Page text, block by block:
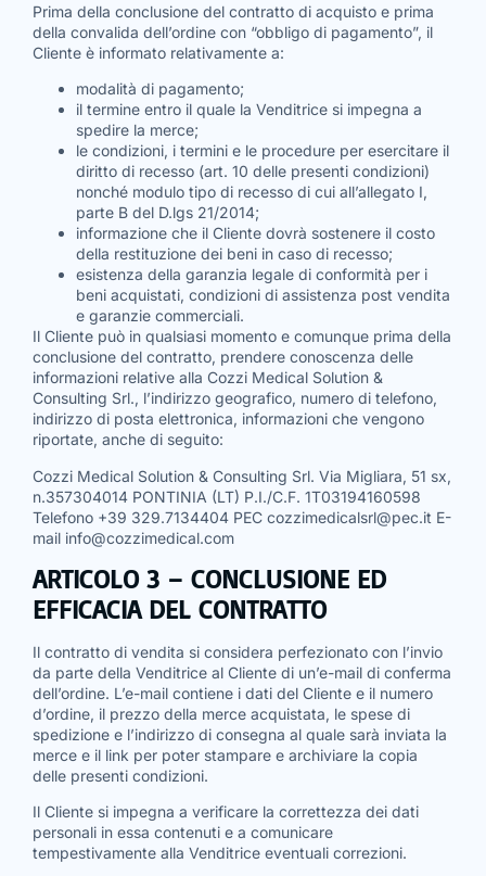
Prima della conclusione del contratto di acquisto e prima
della convalida dell’ordine con “obbligo di pagamento”, il
Cliente è informato relativamente a:
modalità di pagamento;
il termine entro il quale la Venditrice si impegna a
spedire la merce;
le condizioni, i termini e le procedure per esercitare il
diritto di recesso (art. 10 delle presenti condizioni)
nonché modulo tipo di recesso di cui all’allegato I,
parte B del D.lgs 21/2014;
informazione che il Cliente dovrà sostenere il costo
della restituzione dei beni in caso di recesso;
esistenza della garanzia legale di conformità per i
beni acquistati, condizioni di assistenza post vendita
e garanzie commerciali.
Il Cliente può in qualsiasi momento e comunque prima della
conclusione del contratto, prendere conoscenza delle
informazioni relative alla Cozzi Medical Solution &
Consulting Srl., l’indirizzo geografico, numero di telefono,
indirizzo di posta elettronica, informazioni che vengono
riportate, anche di seguito:
Cozzi Medical Solution & Consulting Srl. Via Migliara, 51 sx,
n.357304014 PONTINIA (LT) P.I./C.F. 1T03194160598
Telefono +39 329.7134404 PEC cozzimedicalsrl@pec.it E-
mail info@cozzimedical.com
ARTICOLO 3 – CONCLUSIONE ED
EFFICACIA DEL CONTRATTO
Il contratto di vendita si considera perfezionato con l’invio
da parte della Venditrice al Cliente di un’e-mail di conferma
dell’ordine. L’e-mail contiene i dati del Cliente e il numero
d’ordine, il prezzo della merce acquistata, le spese di
spedizione e l’indirizzo di consegna al quale sarà inviata la
merce e il link per poter stampare e archiviare la copia
delle presenti condizioni.
Il Cliente si impegna a verificare la correttezza dei dati
personali in essa contenuti e a comunicare
tempestivamente alla Venditrice eventuali correzioni.